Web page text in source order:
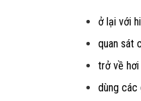
ở lại với
quan sát
trở về hơi
dùng các